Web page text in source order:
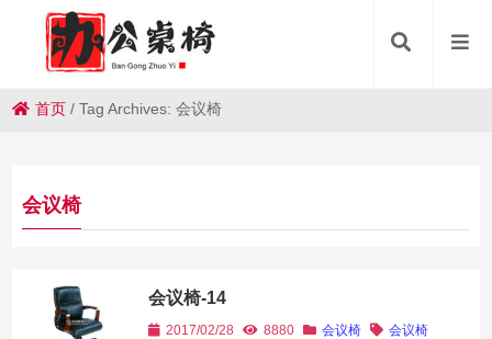
首页 /Tag Archives: 会议椅
会议椅
会议椅-14
2017/02/28 8880 会议椅 会议椅